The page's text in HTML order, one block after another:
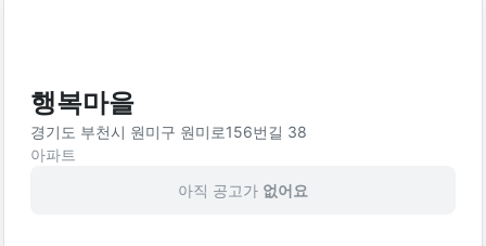
행복마을
경기도 부천시 원미구 원미로156번길 38
아파트
아직 공고가 없어요